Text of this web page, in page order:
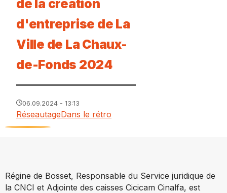
de la création
d'entreprise de La
Ville de La Chaux-
de-Fonds 2024
06.09.2024 - 13:13
RéseautageDans le rétro
Régine de Bosset, Responsable du Service juridique de
la CNCI et Adjointe des caisses Cicicam Cinalfa, est